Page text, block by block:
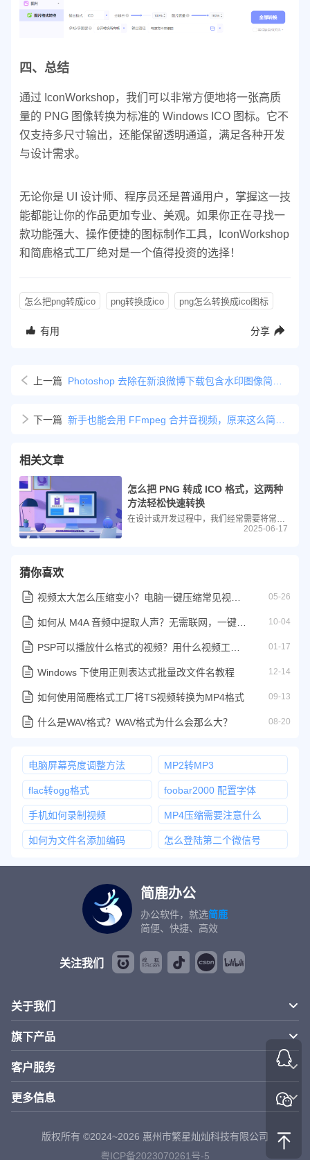
四、总结
通过 IconWorkshop，我们可以非常方便地将一张高质
量的 PNG 图像转换为标准的 Windows ICO 图标。它不
仅支持多尺寸输出，还能保留透明通道，满足各种开发
与设计需求。
无论你是 UI 设计师、程序员还是普通用户，掌握这一技
能都能让你的作品更加专业、美观。 如果你正在寻找一
款功能强大、操作便捷的图标制作工具，IconWorkshop
和简鹿格式工厂绝对是一个值得投资的选择！
怎么把png转成ico png转换成ico png怎么转换成ico图标
有用 分享
上一篇 Photoshop 去除在新浪微博下载包含水印图像简易教程
下一篇 新手也能会用 FFmpeg 合并音视频，原来这么简单！
相关文章
怎么把 PNG 转成 ICO 格式，这两种
方法轻松快速转换
在设计或开发过程中，我们经常需要将常见的 PNG 格式图片 转换为适用于 Windows 系统的 ICO 图标格式。ICO 是 Windows 操作系统中用于图标的专用格式，支持多尺寸和透明通道，非常适合用来制作桌面快捷方式、程序图标等。本文将详细介绍如何使用专业图标编辑软件 IconWorkshop™，将一张带有透明背景的 PNG 图片转换为标准的 ICO 格式图标文件。
2025-06-17
猜你喜欢
视频太大怎么压缩变小？电脑一键压缩常见视频文件教程 05-26
如何从 M4A 音频中提取人声？无需联网，一键操作！ 10-04
PSP可以播放什么格式的视频？用什么视频工具可以转换？ 01-17
Windows 下使用正则表达式批量改文件名教程 12-14
如何使用简鹿格式工厂将TS视频转换为MP4格式 09-13
什么是WAV格式？WAV格式为什么会那么大？ 08-20
电脑屏幕亮度调整方法 MP2转MP3
flac转ogg格式 foobar2000 配置字体
手机如何录制视频 MP4压缩需要注意什么
如何为文件名添加编码 怎么登陆第二个微信号
简鹿办公
办公软件，就选简鹿
简便、快捷、高效
关注我们
关于我们
旗下产品
客户服务
更多信息
版权所有 ©2024~2026 惠州市繁星灿灿科技有限公司
粤ICP备2023070261号-5